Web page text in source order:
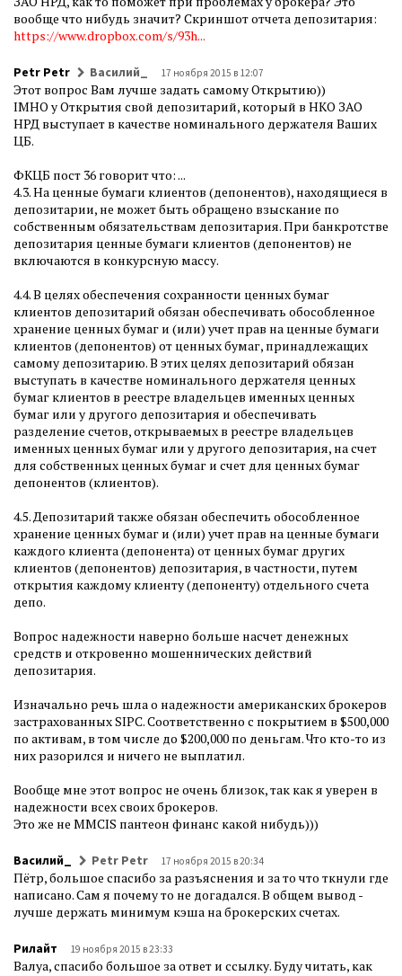
вообще что нибудь значит? Скриншот отчета депозитария:
https://www.dropbox.com/s/93h...
Petr Petr Василий_ 17 ноября 2015 в 12:07
Этот вопрос Вам лучше задать самому Открытию))
IMHO у Открытия свой депозитарий, который в НКО ЗАО
НРД выступает в качестве номинального держателя Ваших
ЦБ.
ФКЦБ пост 36 говорит что: ...
4.3. На ценные бумаги клиентов (депонентов), находящиеся в
депозитарии, не может быть обращено взыскание по
собственным обязательствам депозитария. При банкротстве
депозитария ценные бумаги клиентов (депонентов) не
включаются в конкурсную массу.
4.4. В целях обеспечения сохранности ценных бумаг
клиентов депозитарий обязан обеспечивать обособленное
хранение ценных бумаг и (или) учет прав на ценные бумаги
клиентов (депонентов) от ценных бумаг, принадлежащих
самому депозитарию. В этих целях депозитарий обязан
выступать в качестве номинального держателя ценных
бумаг клиентов в реестре владельцев именных ценных
бумаг или у другого депозитария и обеспечивать
разделение счетов, открываемых в реестре владельцев
именных ценных бумаг или у другого депозитария, на счет
для собственных ценных бумаг и счет для ценных бумаг
депонентов (клиентов).
4.5. Депозитарий также обязан обеспечить обособленное
хранение ценных бумаг и (или) учет прав на ценные бумаги
каждого клиента (депонента) от ценных бумаг других
клиентов (депонентов) депозитария, в частности, путем
открытия каждому клиенту (депоненту) отдельного счета
депо.
Вопрос надежности наверно больше насчет денежных
средств и откровенно мошеннических действий
депозитария.
Изначально речь шла о надежности американских брокеров
застрахованных SIPC. Соответственно с покрытием в $500,000
по активам, в том числе до $200,000 по деньгам. Что кто-то из
них разорился и ничего не выплатил.
Вообще мне этот вопрос не очень близок, так как я уверен в
надежности всех своих брокеров.
Это же не MMCIS пантеон финанс какой нибудь)))
Василий_ Petr Petr 17 ноября 2015 в 20:34
Пётр, большое спасибо за разъяснения и за то что ткнули где
написано. Сам я почему то не догадался. В общем вывод -
лучше держать минимум кэша на брокерских счетах.
Рилайт 19 ноября 2015 в 23:33
Валуа, спасибо большое за ответ и ссылку. Буду читать, как